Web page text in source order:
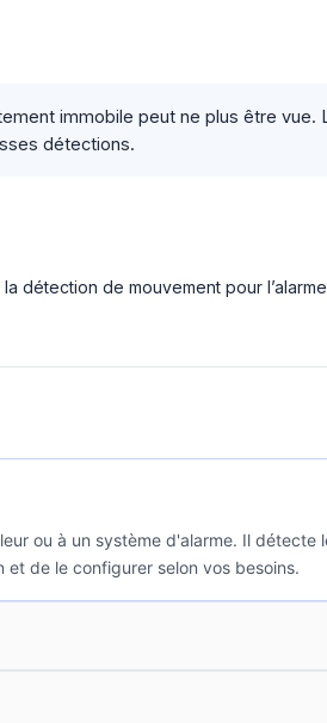
immobile peut ne plus être
détections.
de mouvement pour
ou à un système d'alarme. Il
et de le configurer selon vos besoins.